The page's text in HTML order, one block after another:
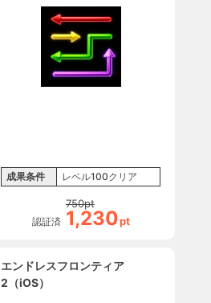
成果条件 レベル100クリア
認証済
750pt
1,230pt
エンドレスフロンティア
2（iOS）